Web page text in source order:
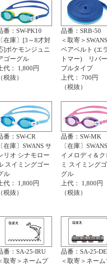
番：SW-PK10
〔在庫〕[3～8才対
]ポケモンジュニ
ゴーグル
代： 1,800円
（税抜）
品番：SRB-50
＜取寄＞
ペアベルト (エ
トマー) リバ
ブルタイプ
上代： 700円
（税抜）
番：SW-CR
〔在庫〕SWANS サ
リオ シナモロー
スイミングゴー
ル
代： 1,800円
（税抜）
品番：SW-MK
〔在庫〕
イメロディ＆ク
ミ スイミング
グル
上代： 1,800円
（税抜）
番：SA-25-IRU
取寄＞ネームプ
品番：SA-25-
＜取寄＞ネーム